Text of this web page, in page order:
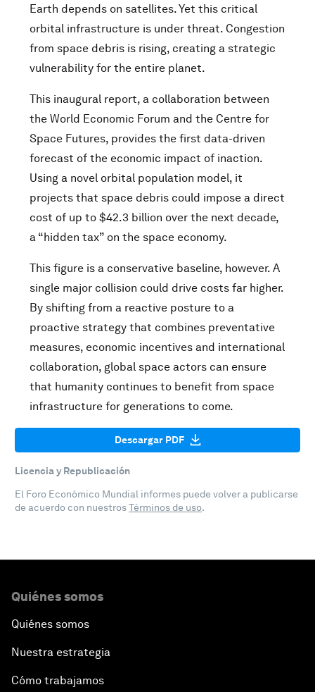
Earth depends on satellites. Yet this critical
orbital infrastructure is under threat. Congestion
from space debris is rising, creating a strategic
vulnerability for the entire planet.
This inaugural report, a collaboration between
the World Economic Forum and the Centre for
Space Futures, provides the first data-driven
forecast of the economic impact of inaction.
Using a novel orbital population model, it
projects that space debris could impose a direct
cost of up to $42.3 billion over the next decade,
a “hidden tax” on the space economy.
This figure is a conservative baseline, however. A
single major collision could drive costs far higher.
By shifting from a reactive posture to a
proactive strategy that combines preventative
measures, economic incentives and international
collaboration, global space actors can ensure
that humanity continues to benefit from space
infrastructure for generations to come.
Descargar PDF
Licencia y Republicación
El Foro Económico Mundial informes puede volver a publicarse
de acuerdo con nuestrosTérminos de uso.
Quiénes somos
Quiénes somos
Nuestra estrategia
Cómo trabajamos